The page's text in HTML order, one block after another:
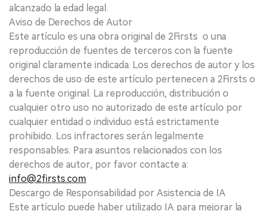
alcanzado la edad legal.
Aviso de Derechos de Autor
Este artículo es una obra original de 2Firsts o una
reproducción de fuentes de terceros con la fuente
original claramente indicada. Los derechos de autor y los
derechos de uso de este artículo pertenecen a 2Firsts o
a la fuente original. La reproducción, distribución o
cualquier otro uso no autorizado de este artículo por
cualquier entidad o individuo está estrictamente
prohibido. Los infractores serán legalmente
responsables. Para asuntos relacionados con los
derechos de autor, por favor contacte a:
info@2firsts.com
Descargo de Responsabilidad por Asistencia de IA
Este artículo puede haber utilizado IA para mejorar la